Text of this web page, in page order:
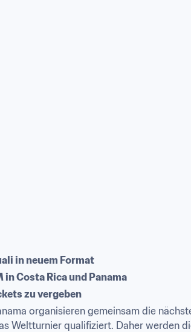
in neuem Format
in Costa Rica und Panama
zu vergeben
organisieren gemeinsam die
Weltturnier qualifiziert. Daher werden